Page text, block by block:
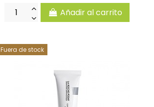
Añadir al carrito
Fuera de stock